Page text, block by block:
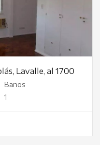
Lavalle, al 1700
Baños
1